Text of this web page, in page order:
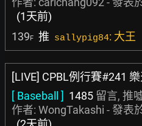
(1天前)
139F 推 sallypig84: 大王
[LIVE] CPBL例行賽#241
[ Baseball ] 1485 留言, 推
作者: WongTakashi - 發表